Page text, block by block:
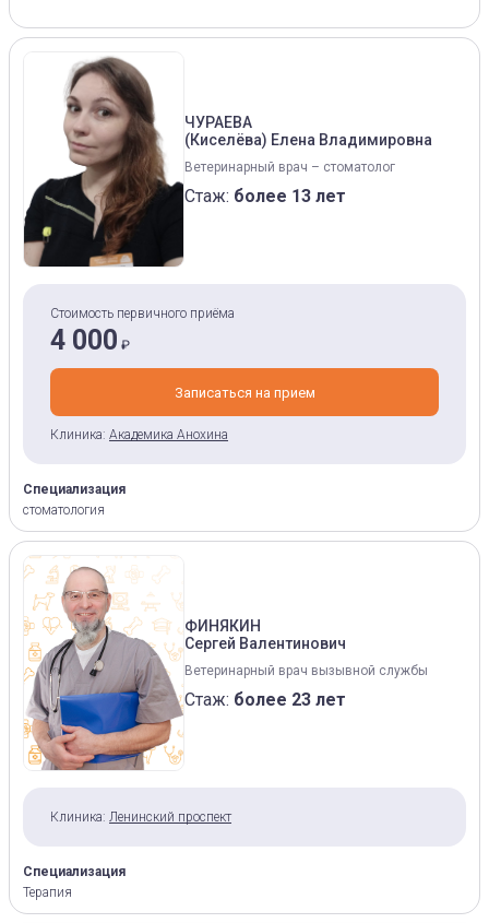
ЧУРАЕВА
(Киселёва) Елена Владимировна
Ветеринарный врач – стоматолог
Стаж: более 13 лет
Стоимость первичного приёма
4 000 ₽
Записаться на прием
Клиника: Академика Анохина
Специализация
стоматология
ФИНЯКИН
Сергей Валентинович
Ветеринарный врач вызывной службы
Стаж: более 23 лет
Клиника: Ленинский проспект
Специализация
Терапия